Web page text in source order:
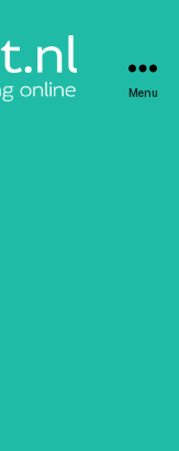
Menu